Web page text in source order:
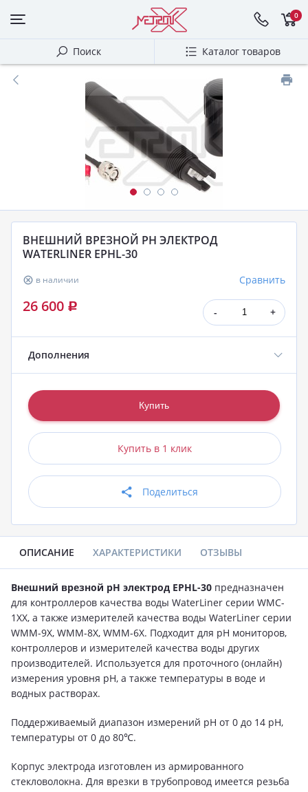
0
Поиск Каталог товаров
ВНЕШНИЙ ВРЕЗНОЙ PH ЭЛЕКТРОД
WATERLINER EPHL-30
в наличии Сравнить
- +
26 600 Р
Дополнения
Купить в 1 клик
Поделиться
ОПИСАНИЕ ХАРАКТЕРИСТИКИ ОТЗЫВЫ
Внешний врезной pH электрод EPHL-30 предназначен
для контроллеров качества воды WaterLiner серии WMC-
1XX, а также измерителей качества воды WaterLiner серии
WMM-9X, WMM-8X, WMM-6X. Подходит для pH мониторов,
контроллеров и измерителей качества воды других
производителей. Используется для проточного (онлайн)
измерения уровня pH, а также температуры в воде и
водных растворах.
Поддерживаемый диапазон измерений pH от 0 до 14 pH,
температуры от 0 до 80℃.
Корпус электрода изготовлен из армированного
стекловолокна. Для врезки в трубопровод имеется резьба